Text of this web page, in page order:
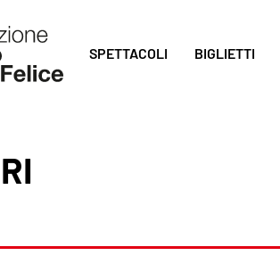
SPETTACOLI BIGLIETTI